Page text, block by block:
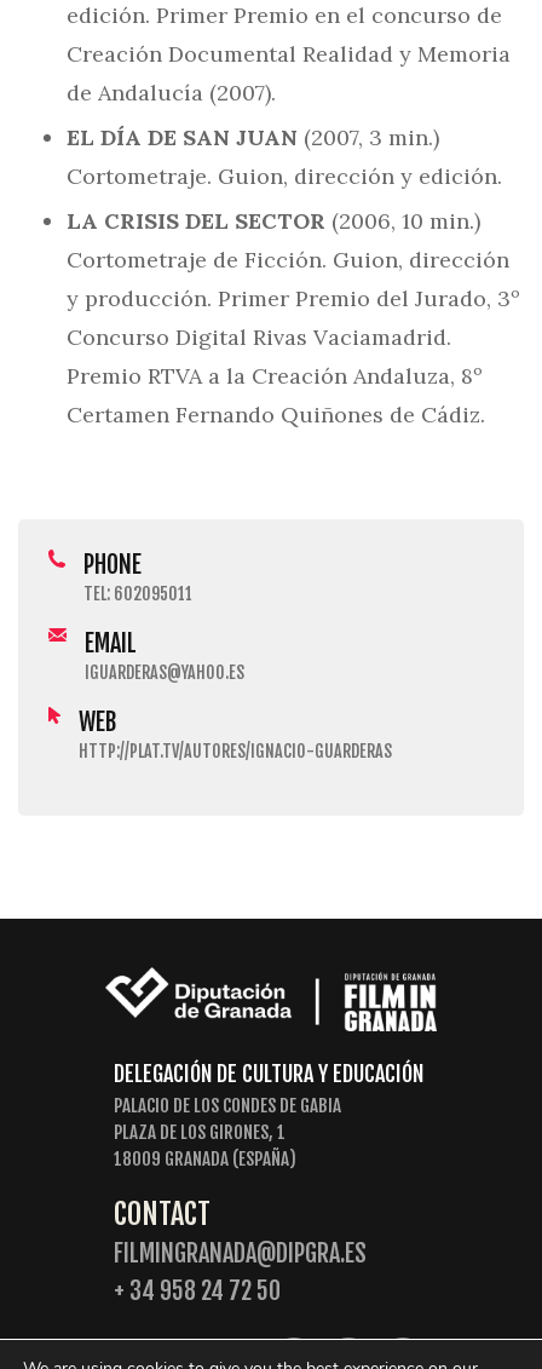
edición. Primer Premio en el concurso de
Creación Documental Realidad y Memoria
de Andalucía (2007).
EL DÍA DE SAN JUAN (2007, 3 min.)
Cortometraje. Guion, dirección y edición.
LA CRISIS DEL SECTOR (2006, 10 min.)
Cortometraje de Ficción. Guion, dirección
y producción. Primer Premio del Jurado, 3º
Concurso Digital Rivas Vaciamadrid.
Premio RTVA a la Creación Andaluza, 8º
Certamen Fernando Quiñones de Cádiz.
PHONE
TEL: 602095011
EMAIL
IGUARDERAS@YAHOO.ES
WEB
HTTP://PLAT.TV/AUTORES/IGNACIO-GUARDERAS
DELEGACIÓN DE CULTURA Y EDUCACIÓN
PALACIO DE LOS CONDES DE GABIA
PLAZA DE LOS GIRONES, 1
18009 GRANADA (ESPAÑA)
CONTACT
FILMINGRANADA@DIPGRA.ES
+ 34 958 24 72 50
FOLLOW US: